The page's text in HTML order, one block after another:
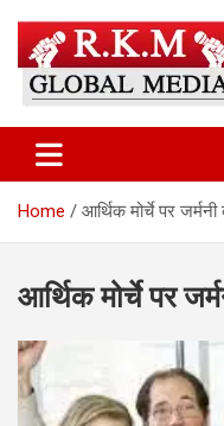
content
Latest Hindi
News –
and the World
Home आर्थिक मोर्चे पर जर्मनी
आर्थिक मोर्चे पर